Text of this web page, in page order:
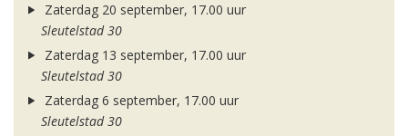
Zaterdag 20 september, 17.00 uur
Sleutelstad 30
Zaterdag 13 september, 17.00 uur
Sleutelstad 30
Zaterdag 6 september, 17.00 uur
Sleutelstad 30